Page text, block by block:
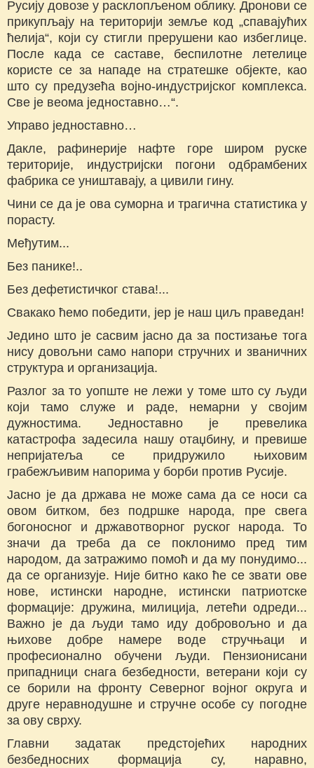
Русију довозе у расклопљеном облику. Дронови се
прикупљају на територији земље код „спавајућих
ћелија“, који су стигли прерушени као избеглице.
После када се саставе, беспилотне летелице
користе се за нападе на стратешке објекте, као
што су предузећа војно-индустријског комплекса.
Све је веома једноставно…“.
Управо једноставно…
Дакле, рафинерије нафте горе широм руске
територије, индустријски погони одбрамбених
фабрика се уништавају, а цивили гину.
Чини се да је ова суморна и трагична статистика у
порасту.
Међутим...
Без панике!..
Без дефетистичког става!...
Свакако ћемо победити, јер је наш циљ праведан!
Једино што је сасвим јасно да за постизање тога
нису довољни само напори стручних и званичних
структура и организација.
Разлог за то уопште не лежи у томе што су људи
који тамо служе и раде, немарни у својим
дужностима. Једноставно је превелика
катастрофа задесила нашу отаџбину, и превише
непријатеља се придружило њиховим
грабежљивим напорима у борби против Русије.
Јасно је да држава не може сама да се носи са
овом битком, без подршке народа, пре свега
богоносног и државотворног руског народа. То
значи да треба да се поклонимо пред тим
народом, да затражимо помоћ и да му понудимо...
да се организује. Није битно како ће се звати ове
нове, истински народне, истински патриотске
формације: дружина, милиција, летећи одреди...
Важно је да људи тамо иду добровољно и да
њихове добре намере воде стручњаци и
професионално обучени људи. Пензионисани
припадници снага безбедности, ветерани који су
се борили на фронту Северног војног округа и
друге неравнодушне и стручне особе су погодне
за ову сврху.
Главни задатак предстојећих народних
безбедносних формација су, наравно,